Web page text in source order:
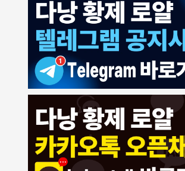
8/4/2026
1 모기한테물림:여기도 문의해보면 바로
1 모기한테물림 정찰가보다 쌀수 없음
1 결혼안해:ㄹㅇ 팩트 ㅋㅋㅋㅋ
1 결혼안해:ㄹㅇ 팩트 ㅋㅋㅋㅋ